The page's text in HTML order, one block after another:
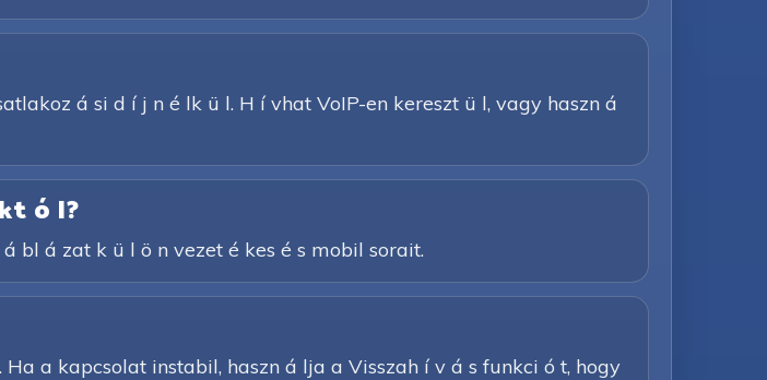
á si d í j n é lk ü l. H í vhat VoIP-en kereszt ü l, vagy haszn á
ó l?
bl á zat k ü l ö n vezet é kes é s mobil sorait.
a kapcsolat instabil, haszn á lja a Visszah í v á s funkci ó t, hogy